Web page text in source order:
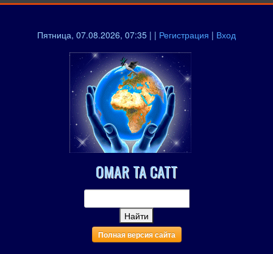
Пятница, 07.08.2026, 07:35 | | Регистрация | Вход
OMAR TA CATT
Полная версия сайта